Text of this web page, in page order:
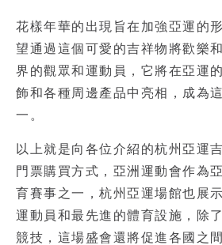
花樣年華的出現旨在加強亞運的
望通過這個可愛的吉祥物將歡樂
界的觀眾和運動員，它將在亞運
飾和各種周邊產品中亮相，成為
一。
以上就是向各位介紹的杭州亞運
門票購買方式，亞洲運動會作為
育賽事之一，杭州亞運場館也展
運動員和最先進的體育設施，除
競技，這場盛會還將促進各國之